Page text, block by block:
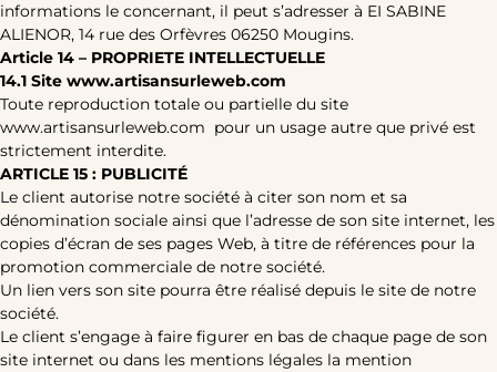
informations le concernant, il peut s’adresser à EI SABINE
ALIENOR, 14 rue des Orfèvres 06250 Mougins.
Article 14 – PROPRIETE INTELLECTUELLE
14.1 Site www.artisansurleweb.com
Toute reproduction totale ou partielle du site
www.artisansurleweb.com pour un usage autre que privé est
strictement interdite.
ARTICLE 15 : PUBLICITÉ
Le client autorise notre société à citer son nom et sa
dénomination sociale ainsi que l’adresse de son site internet, les
copies d’écran de ses pages Web, à titre de références pour la
promotion commerciale de notre société.
Un lien vers son site pourra être réalisé depuis le site de notre
société.
Le client s’engage à faire figurer en bas de chaque page de son
site internet ou dans les mentions légales la mention